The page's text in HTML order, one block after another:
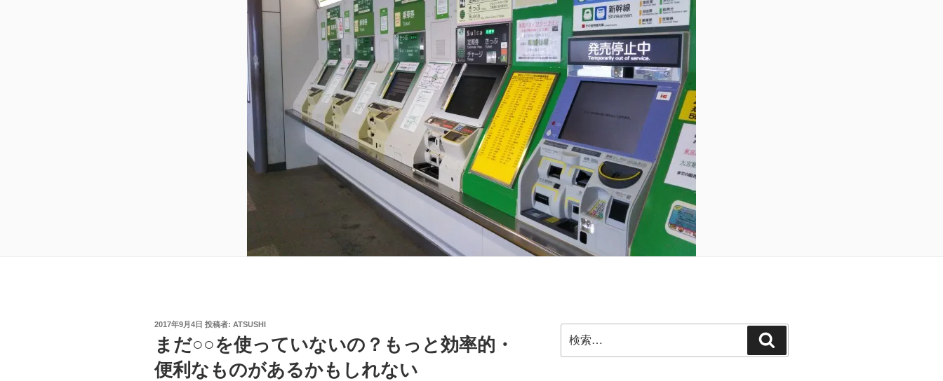
投
日:
2017年9月4日 投稿者: ATSUSHI
まだ○○を使っていないの？もっと効率的・
便利なものがあるかもしれない
索:
索